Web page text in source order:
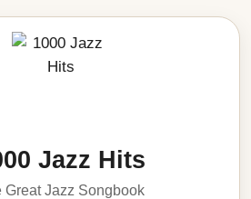
Jazz Hits
Great Jazz Songbook